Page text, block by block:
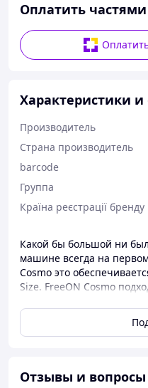
Оплатить частями
Характеристики
Производитель
Страна производитель
barcode
Группа
Країна реєстрації бренду
Какой бы большой ни
машине всегда на
Cosmo это
Size. FreeON Cosmo
смотреть в окно и
полностью разработано
Отзывы и вопросы